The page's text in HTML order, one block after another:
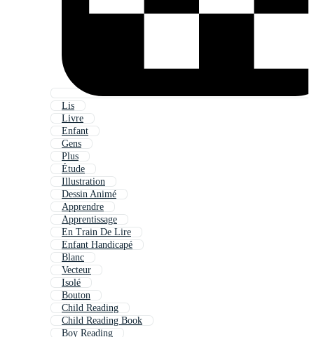
Lis
Livre
Enfant
Gens
Plus
Étude
Illustration
Dessin Animé
Apprendre
Apprentissage
En Train De Lire
Enfant Handicapé
Blanc
Vecteur
Isolé
Bouton
Child Reading
Child Reading Book
Boy Reading